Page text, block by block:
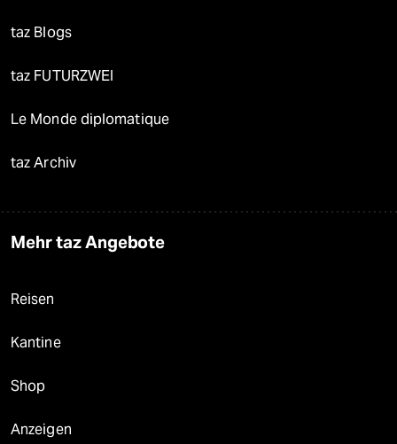
taz Blogs
taz FUTURZWEI
Le Monde diplomatique
taz Archiv
Mehr taz Angebote
Reisen
Kantine
Shop
Anzeigen